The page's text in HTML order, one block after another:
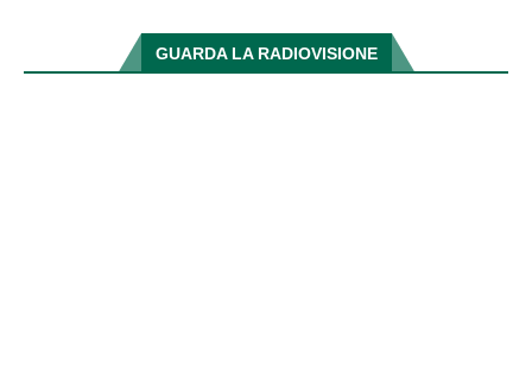
GUARDA LA RADIOVISIONE